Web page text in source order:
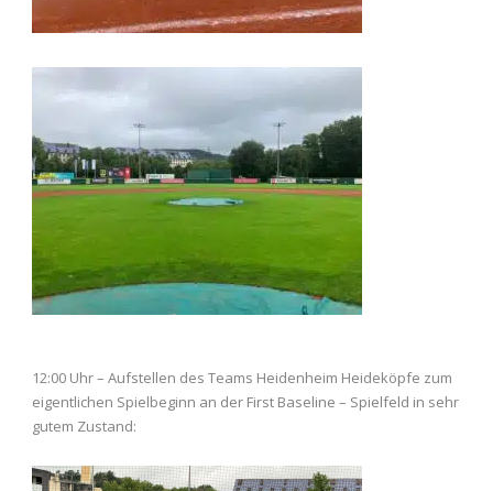
12:00 Uhr – Aufstellen des Teams Heidenheim Heideköpfe zum
eigentlichen Spielbeginn an der First Baseline – Spielfeld in sehr
gutem Zustand: